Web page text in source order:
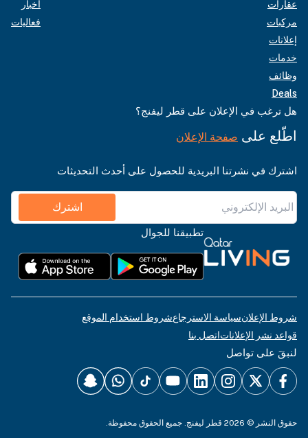
عقارات
مركبات
إعلانات
خدمات
وظائف
Deals
أخبار
فعاليات
هل ترغب في الإعلان على قطر ليفنج؟
اطّلع على صفحة الإعلان
اشترك في نشرتنا البريدية للحصول على أحدث التحديثات
اشترك
تطبيقنا للجوال
شروط الإعلانسياسة الاسترجاعشروط استخدام الموقع
قواعد نشر الإعلاناتاتصل بنا
لنبقَ على تواصل
حقوق النشر © 2026 قطر ليفنج. جميع الحقوق محفوظة.